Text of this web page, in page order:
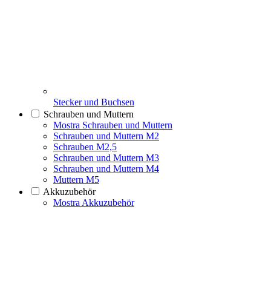
Stecker und Buchsen
Schrauben und Muttern
Mostra Schrauben und Muttern
Schrauben und Muttern M2
Schrauben M2,5
Schrauben und Muttern M3
Schrauben und Muttern M4
Muttern M5
Akkuzubehör
Mostra Akkuzubehör